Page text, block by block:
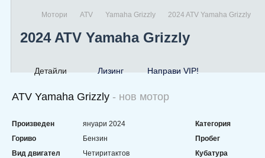
Мотори ATV Yamaha Grizzly 2024 ATV Yamaha Grizzly
2024 ATV Yamaha Grizzly
Детайли Лизинг Направи VIP!
ATV Yamaha Grizzly - нов мотор
Произведен януари 2024
Категория
Гориво
Бензин
Пробег
Вид двигател
Четиритактов
Кубатура